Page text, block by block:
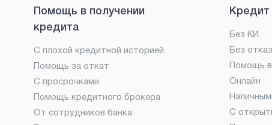
Помощь в получении
кредита
С плохой кредитной историей
Помощь за откат
С просрочками
Помощь кредитного брокера
От сотрудников банка
Кредит
Без КИ
Без
Помощь
Онлайн
С